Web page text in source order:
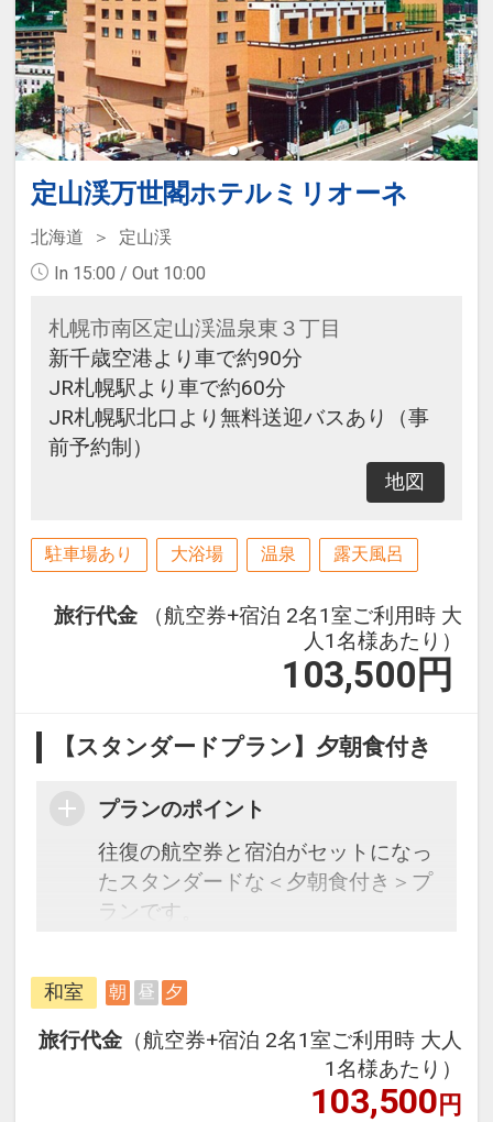
定山渓万世閣ホテルミリオーネ
北海道
定山渓
In 15:00 / Out 10:00
札幌市南区定山渓温泉東３丁目
新千歳空港より車で約90分
JR札幌駅より車で約60分
JR札幌駅北口より無料送迎バスあり（事
前予約制）
地図
駐車場あり 大浴場 温泉 露天風呂
旅行代金
（航空券+宿泊 2名1室ご利用時 大
人1名様あたり）
103,500 円
【スタンダードプラン】夕朝食付き
プランのポイント
往復の航空券と宿泊がセットになっ
たスタンダードな＜夕朝食付き＞プ
ランです。
ら、一都市滞在はもちろん周遊旅行
にも最適！
旅行期間中の1泊だけの宿泊や延
泊・飛び泊なども自由自在です。
和室 朝 昼 夕
旅行代金 （航空券+宿泊 2名1室ご利用時 大人
1名様あたり）
103,500円